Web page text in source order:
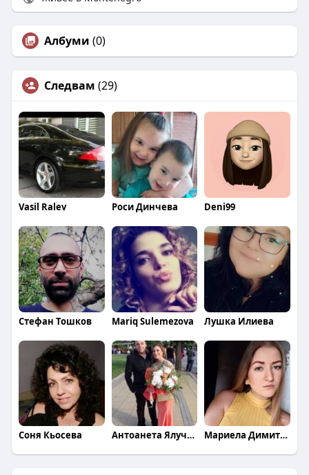
Албуми (0)
Следвам (29)
Vasil Ralev Роси Динчева Deni99
Стефан Тошков Mariq Sulemezova Лушка Илиева
Соня Кьосева Антоанета Ялучева Мариела Димитрова